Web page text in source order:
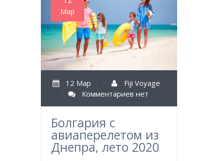
Мар
12 Мар
Fiji Voyage
Комментариев нет
Болгария с
авиаперелетом из
Днепра, лето 2020